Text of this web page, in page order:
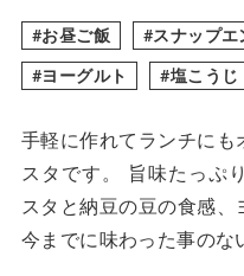
お昼ご飯 スナップエ
ヨーグルト
塩こうじ
手軽に作れてランチに
スタです。 旨味たっぷ
スタと納豆の豆の食感、
今までに味わった事のな